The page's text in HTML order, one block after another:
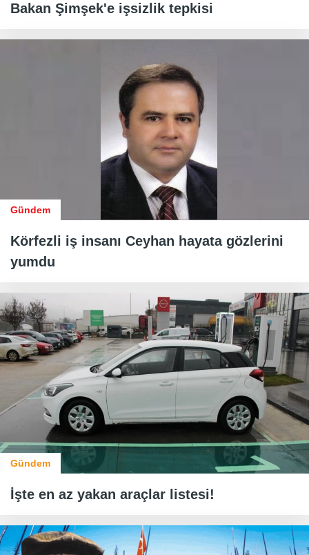
Bakan Şimşek'e işsizlik tepkisi
Gündem
Körfezli iş insanı Ceyhan hayata gözlerini
yumdu
Gündem
İşte en az yakan araçlar listesi!